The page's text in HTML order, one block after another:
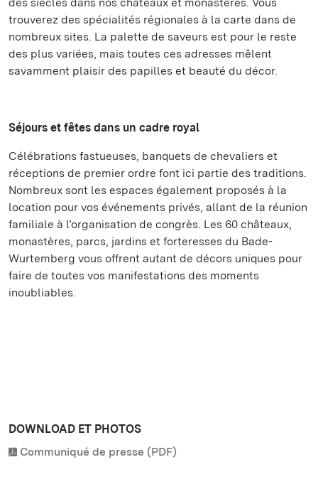
trouverez des spécialités régionales à la carte dans de
nombreux sites. La palette de saveurs est pour le reste
des plus variées, mais toutes ces adresses mêlent
savamment plaisir des papilles et beauté du décor.
Séjours et fêtes dans un cadre royal
Célébrations fastueuses, banquets de chevaliers et
réceptions de premier ordre font ici partie des traditions.
Nombreux sont les espaces également proposés à la
location pour vos événements privés, allant de la réunion
familiale à l’organisation de congrès. Les 60 châteaux,
monastères, parcs, jardins et forteresses du Bade-
Wurtemberg vous offrent autant de décors uniques pour
faire de toutes vos manifestations des moments
inoubliables.
DOWNLOAD ET PHOTOS
Communiqué de presse (PDF)